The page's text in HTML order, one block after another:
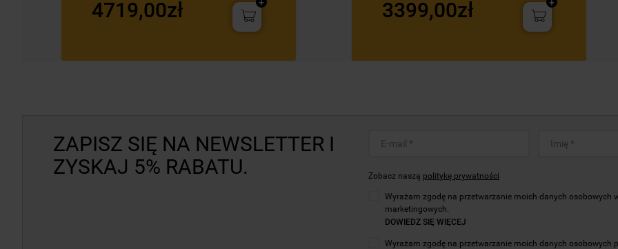
4719,00zł 3399,00zł
ZAPISZ SIĘ NA NEWSLETTER I
ZYSKAJ 5% RABATU.
Zobacz naszą politykę prywatności
Wyrażam zgodę na przetwarzanie moich danych osobowych
marketingowych.
DOWIEDZ SIĘ WIĘCEJ
Wyrażam zgodę na przetwarzanie moich danych osobowych